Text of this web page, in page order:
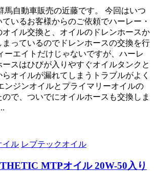
馬自動車販売の近藤です。 今回はいつ
いるお客様からのご依頼でハーレー・
イル交換と、オイルのドレンホースか
まっているのでドレンホースの交換を行
ーエイトだけじゃないですが、ハーレ
スはひびが入りやすぐオイルタンクと
オイルが漏れてしまうトラブルがよく
ンジンオイルとプライマリーオイルの
で、ついでにオイルホースも交換しま
イル レブテックオイル
MTPオイル 20W-50入り